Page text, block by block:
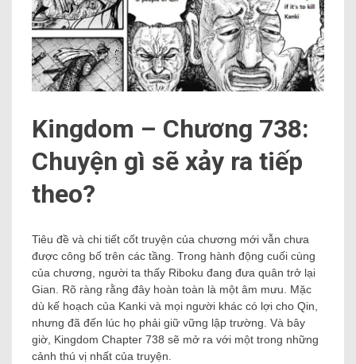
Kingdom – Chương 738:
Chuyện gì sẽ xảy ra tiếp
theo?
Tiêu đề và chi tiết cốt truyện của chương mới vẫn chưa
được công bố trên các tầng. Trong hành động cuối cùng
của chương, người ta thấy Riboku đang đưa quân trở lại
Gian. Rõ ràng rằng đây hoàn toàn là một âm mưu. Mặc
dù kế hoạch của Kanki và mọi người khác có lợi cho Qin,
nhưng đã đến lúc họ phải giữ vững lập trường. Và bây
giờ, Kingdom Chapter 738 sẽ mở ra với một trong những
cảnh thú vị nhất của truyện.